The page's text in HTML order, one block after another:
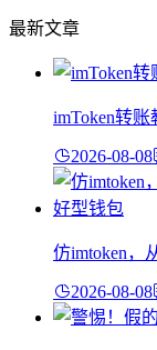
最新文章
imToken转
2026-08-08
仿imtoken，
2026-08-08